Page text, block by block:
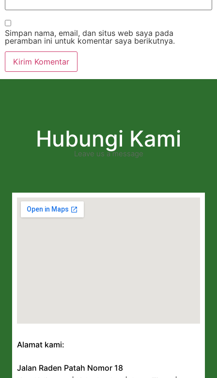
Simpan nama, email, dan situs web saya pada
peramban ini untuk komentar saya berikutnya.
Hubungi Kami
Leave us a message
Alamat kami:
Jalan Raden Patah Nomor 18